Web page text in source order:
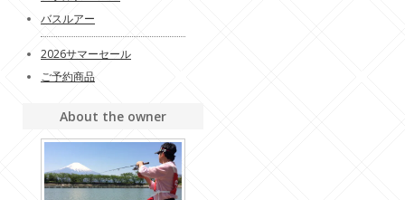
バスルアー
2026サマーセール
ご予約商品
About the owner